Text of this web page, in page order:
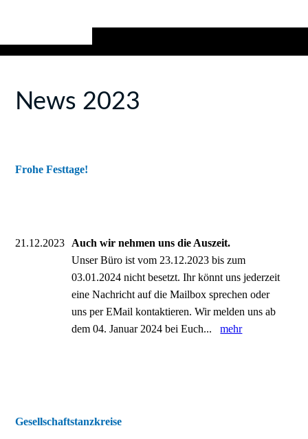
News 2023
Frohe Festtage!
21.12.2023
Auch wir nehmen uns die Auszeit.
Unser Büro ist vom 23.12.2023 bis zum
03.01.2024 nicht besetzt. Ihr könnt uns jederzeit
eine Nachricht auf die Mailbox sprechen oder
uns per EMail kontaktieren. Wir melden uns ab
dem 04. Januar 2024 bei Euch...mehr
Gesellschaftstanzkreise